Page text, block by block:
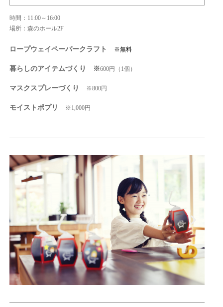
時間：11:00～16:00
場所：森のホール2F
ロープウェイペーパークラフト ※無料
暮らしのアイテムづくり ※600円（1個）
マスクスプレーづくり ※800円
モイストポプリ ※1,000円